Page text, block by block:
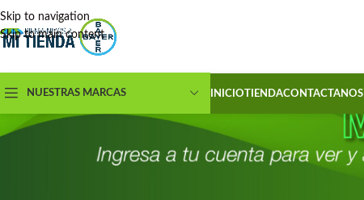
Skip to navigation
Skip to main content
NUESTRAS MARCAS INICIOTIENDACONTACTANOS